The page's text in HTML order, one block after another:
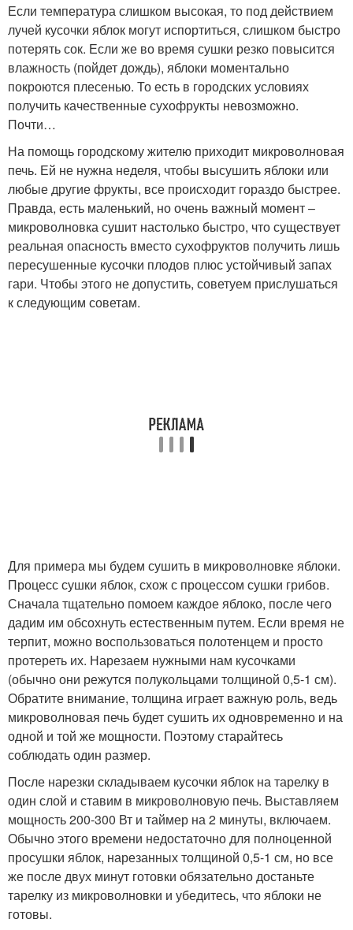
Если температура слишком высокая, то под действием
лучей кусочки яблок могут испортиться, слишком быстро
потерять сок. Если же во время сушки резко повысится
влажность (пойдет дождь), яблоки моментально
покроются плесенью. То есть в городских условиях
получить качественные сухофрукты невозможно.
Почти…
На помощь городскому жителю приходит микроволновая
печь. Ей не нужна неделя, чтобы высушить яблоки или
любые другие фрукты, все происходит гораздо быстрее.
Правда, есть маленький, но очень важный момент –
микроволновка сушит настолько быстро, что существует
реальная опасность вместо сухофруктов получить лишь
пересушенные кусочки плодов плюс устойчивый запах
гари. Чтобы этого не допустить, советуем прислушаться
к следующим советам.
Для примера мы будем сушить в микроволновке яблоки.
Процесс сушки яблок, схож с процессом сушки грибов.
Сначала тщательно помоем каждое яблоко, после чего
дадим им обсохнуть естественным путем. Если время не
терпит, можно воспользоваться полотенцем и просто
протереть их. Нарезаем нужными нам кусочками
(обычно они режутся полукольцами толщиной 0,5-1 см).
Обратите внимание, толщина играет важную роль, ведь
микроволновая печь будет сушить их одновременно и на
одной и той же мощности. Поэтому старайтесь
соблюдать один размер.
После нарезки складываем кусочки яблок на тарелку в
один слой и ставим в микроволновую печь. Выставляем
мощность 200-300 Вт и таймер на 2 минуты, включаем.
Обычно этого времени недостаточно для полноценной
просушки яблок, нарезанных толщиной 0,5-1 см, но все
же после двух минут готовки обязательно достаньте
тарелку из микроволновки и убедитесь, что яблоки не
готовы.